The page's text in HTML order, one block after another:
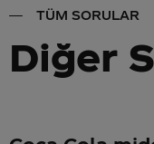
TÜM SORULAR
Diğer